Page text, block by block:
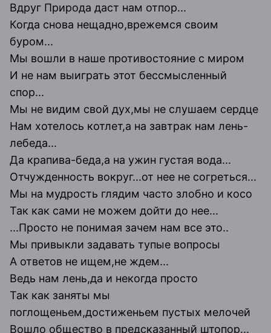
Вдруг Природа даст нам отпор...
Когда снова нещадно,врежемся своим
буром...
Мы вошли в наше противостояние с миром
И не нам выиграть этот бессмысленный
спор...
Мы не видим свой дух,мы не слушаем сердце
Нам хотелось котлет,а на завтрак нам лень-
лебеда...
Да крапива-беда,а на ужин густая вода...
Отчужденность вокруг...от нее не согреться...
Мы на мудрость глядим часто злобно и косо
Так как сами не можем дойти до нее...
...Просто не понимая зачем нам все это..
Мы привыкли задавать тупые вопросы
А ответов не ищем,не ждем...
Ведь нам лень,да и некогда просто
Так как заняты мы
поглощеньем,достиженьем пустых мелочей
Вошло общество в предсказанный штопор...